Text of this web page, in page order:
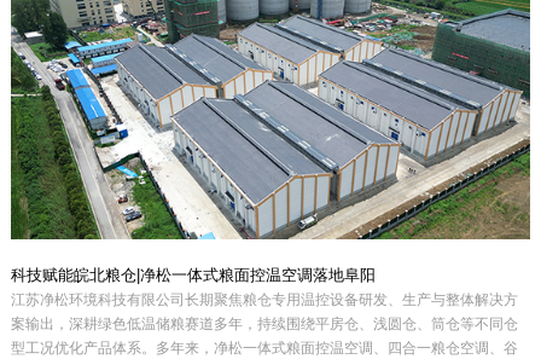
科技赋能皖北粮仓|净松一体式粮面控温空调落地阜阳
江苏净松环境科技有限公司长期聚焦粮仓专用温控设备研发、生产与整体解决方
案输出，深耕绿色低温储粮赛道多年，持续围绕平房仓、浅圆仓、筒仓等不同仓
型工况优化产品体系。多年来，净松一体式粮面控温空调、四合一粮仓空调、谷